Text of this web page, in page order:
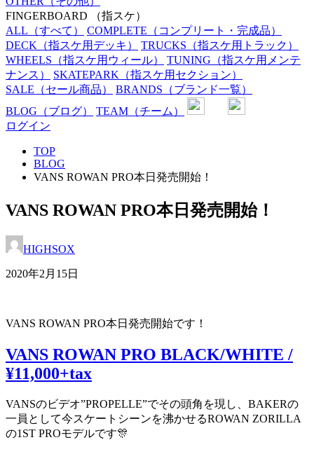
FINGERBOARD
（指スケ）
ALL （すべて） COMPLETE （コンプリート・完成品）
DECK （指スケ用デッキ） TRUCKS （指スケ用トラック）
WHEELS （指スケ用ウィール） TUNING （指スケ用メンテ
ナンス）
SKATEPARK （指スケ用セクション）
SALE （セール商品） BRANDS （ブランド一覧）
BLOG （ブログ） TEAM （チーム）
ログイン
TOP
BLOG
VANS ROWAN PRO本日発売開始！
VANS ROWAN PRO本日発売開始！
HIGHSOX
2020年2月15日
VANS ROWAN PRO本日発売開始です！
VANS ROWAN PRO BLACK/WHITE /
¥11,000+tax
VANSのビデオ”PROPELLE”でその頭角を現し、BAKERの
一員として今スケートシーンを沸かせるROWAN ZORILLA
の1ST PROモデルです🎊